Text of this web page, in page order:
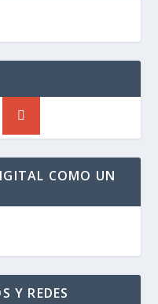
COMO UN
Y REDES